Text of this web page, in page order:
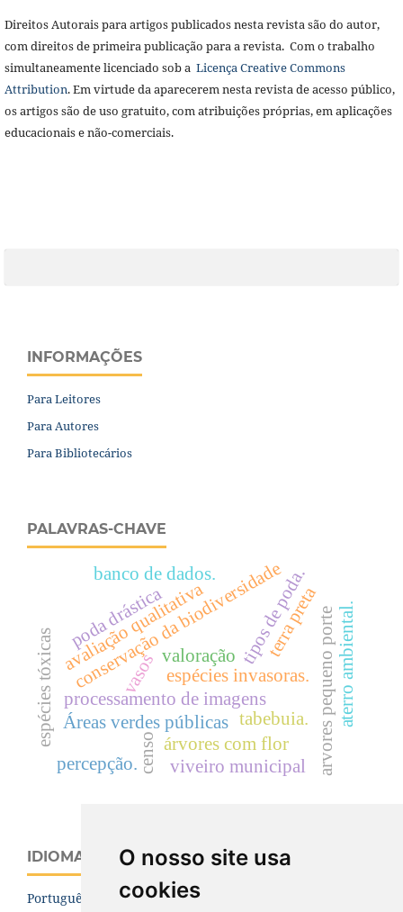
O nosso site usa
cookies
Direitos Autorais para artigos publicados nesta revista são do autor,
com direitos de primeira publicação para a revista. Com o trabalho
simultaneamente licenciado sob a Licença Creative Commons
Attribution. Em virtude da aparecerem nesta revista de acesso público,
os artigos são de uso gratuito, com atribuições próprias, em aplicações
educacionais e não-comerciais.
INFORMAÇÕES
Para Leitores
Para Autores
Para Bibliotecários
PALAVRAS-CHAVE
Áreas verdes públicas
processamento de imagens
espécies tóxicas espécies invasoras.
conservação da biodiversidade arvores pequeno porte
avaliação qualitativa tipos de poda. aterro ambiental.
censo árvores com flor
poda drástica
banco de dados.
viveiro municipal
valoração
percepção.
terra preta
vasos
tabebuia.
IDIOMA
Português (Brasil)